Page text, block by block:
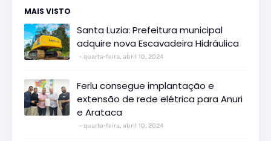
MAIS VISTO
Santa Luzia: Prefeitura municipal
adquire nova Escavadeira Hidráulica
quarta-feira, abril 10, 2024
Ferlu consegue implantação e
extensão de rede elétrica para Anuri
e Arataca
quarta-feira, abril 10, 2024